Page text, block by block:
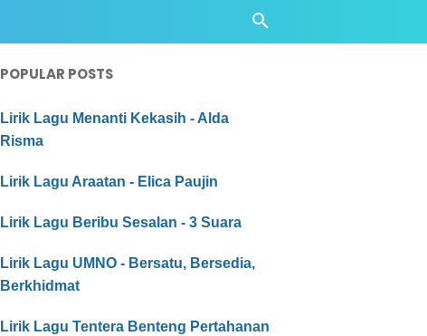
POPULAR POSTS
Lirik Lagu Menanti Kekasih - Alda
Risma
Lirik Lagu Araatan - Elica Paujin
Lirik Lagu Beribu Sesalan - 3 Suara
Lirik Lagu UMNO - Bersatu, Bersedia,
Berkhidmat
Lirik Lagu Tentera Benteng Pertahanan